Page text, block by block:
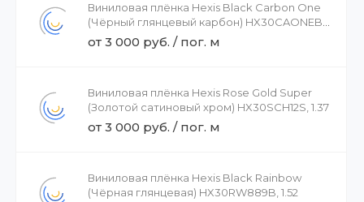
Виниловая плёнка Hexis Black Carbon One
(Чёрный глянцевый карбон) HX30CAONEB,
от 3 000 руб. / пог. м
Виниловая плёнка Hexis Rose Gold Super
(Золотой сатиновый хром) HX30SCH12S, 1.37
от 3 000 руб. / пог. м
Виниловая плёнка Hexis Black Rainbow
(Чёрная глянцевая) HX30RW889B, 1.52